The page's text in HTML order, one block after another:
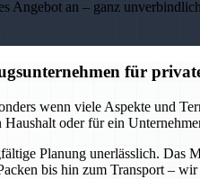
Angebot an – ganz
für
wenn viele Aspekte und
oder für ein
Planung unerlässlich.
bis hin zum Transport –